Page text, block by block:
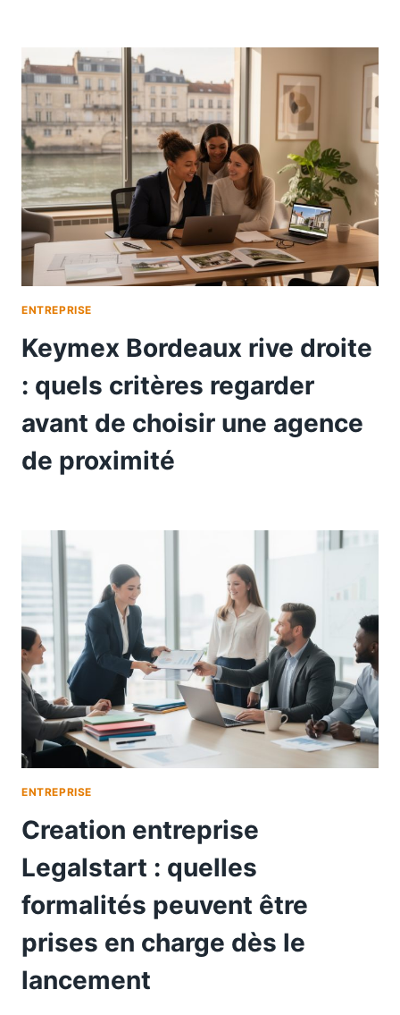
ENTREPRISE
Keymex Bordeaux rive droite
: quels critères regarder
avant de choisir une agence
de proximité
ENTREPRISE
Creation entreprise
Legalstart : quelles
formalités peuvent être
prises en charge dès le
lancement